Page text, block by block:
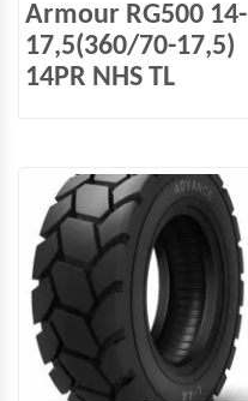
Armour RG500 14-
17,5(360/70-17,5)
14PR NHS TL